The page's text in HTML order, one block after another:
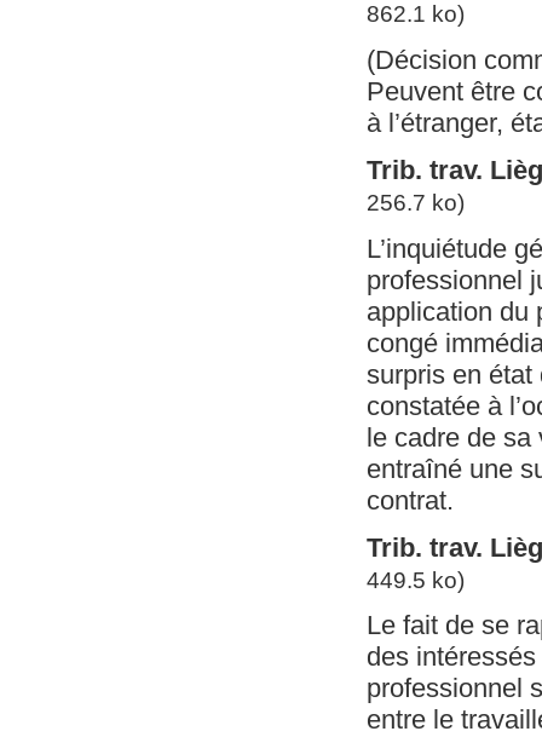
862.1 ko)
(Décision
Peuvent être
à l’étranger,
Trib. trav.
256.7 ko)
L’inquiétude
professionnel
application du
congé
surpris en état
constatée à
le cadre de sa
entraîné une
contrat.
Trib. trav.
449.5 ko)
Le fait de se
des
professionnel
entre le